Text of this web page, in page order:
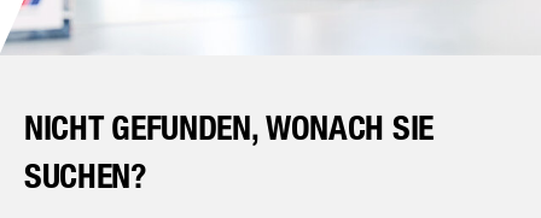
NICHT GEFUNDEN, WONACH SIE
SUCHEN?